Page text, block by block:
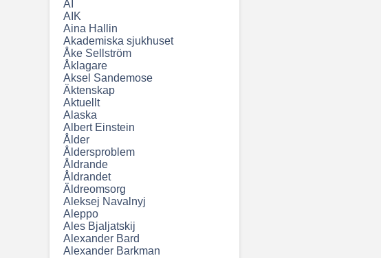
AI
AIK
Aina Hallin
Akademiska sjukhuset
Åke Sellström
Åklagare
Aksel Sandemose
Äktenskap
Aktuellt
Alaska
Albert Einstein
Ålder
Åldersproblem
Åldrande
Åldrandet
Äldreomsorg
Aleksej Navalnyj
Aleppo
Ales Bjaljatskij
Alexander Bard
Alexander Barkman